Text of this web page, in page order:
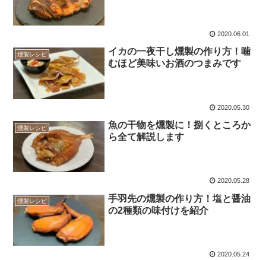
2020.06.01
燻製レシピ
イカの一夜干し燻製の作り方！噛
むほど美味いお酒のつまみです
2020.05.30
燻製レシピ
魚の干物を燻製に！捌くところか
ら全て解説します
2020.05.28
燻製レシピ
手羽先の燻製の作り方！塩と醤油
の2種類の味付けを紹介
2020.05.24